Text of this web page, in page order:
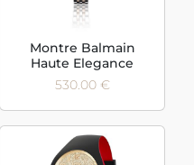
Montre Balmain
Haute Elegance
530.00 €